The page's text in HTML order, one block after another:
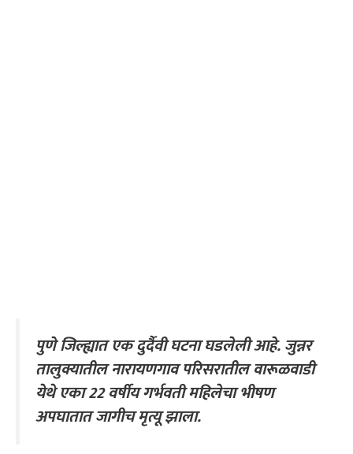
पुणे जिल्ह्यात एक दुर्दैवी घटना घडलेली आहे. जुन्नर
तालुक्यातील नारायणगाव परिसरातील वारूळवाडी
येथे एका 22 वर्षीय गर्भवती महिलेचा भीषण
अपघातात जागीच मृत्यू झाला.